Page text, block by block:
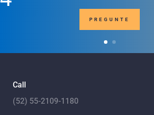
PREGUNTE
Call
(52) 55-2109-1180